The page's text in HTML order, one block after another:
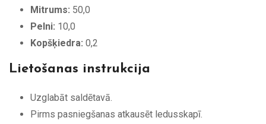
Mitrums: 50,0
Pelni: 10,0
Kopšķiedra: 0,2
Lietošanas instrukcija
Uzglabāt saldētavā.
Pirms pasniegšanas atkausēt ledusskapī.